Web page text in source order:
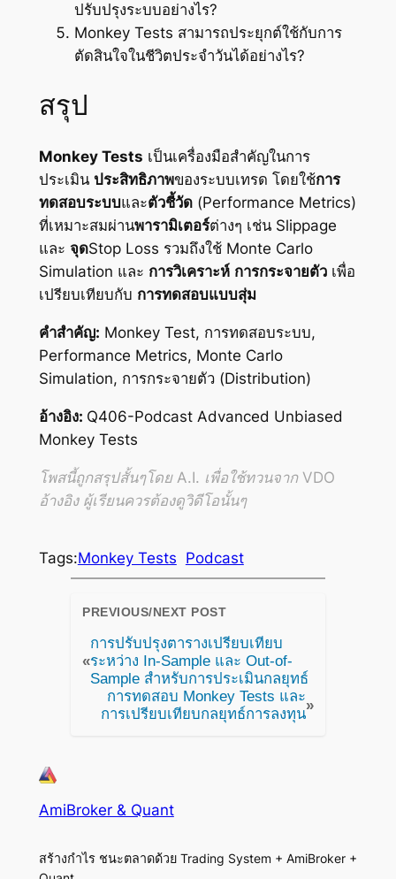
ปรับปรุงระบบอย่างไร?
Monkey Tests สามารถประยุกต์ใช้กับการ
ตัดสินใจในชีวิตประจำวันได้อย่างไร?
สรุป
Monkey Tests เป็นเครื่องมือสำคัญในการ
ประเมิน ประสิทธิภาพของระบบเทรด โดยใช้การ
ทดสอบระบบและตัวชี้วัด(Performance Metrics)
ที่เหมาะสมผ่านพารามิเตอร์ต่างๆ เช่น Slippage
และ จุดStop Loss รวมถึงใช้ Monte Carlo
Simulation และ การวิเคราะห์ การกระจายตัวเพื่อ
เปรียบเทียบกับ การทดสอบแบบสุ่ม
คำสำคัญ: Monkey Test, การทดสอบระบบ,
Performance Metrics, Monte Carlo
Simulation, การกระจายตัว (Distribution)
อ้างอิง: Q406-Podcast Advanced Unbiased
Monkey Tests
โพสนี้ถูกสรุปสั้นๆโดย A.I. เพื่อใช้ทวนจาก VDO
อ้างอิง ผู้เรียนควรต้องดูวิดีโอนั้นๆ
Tags:Monkey Tests Podcast
PREVIOUS/NEXT POST
«
การปรับปรุงตารางเปรียบเทียบ
ระหว่าง In-Sample และ Out-of-
Sample สำหรับการประเมินกลยุทธ์
การทดสอบ Monkey Tests และ
การเปรียบเทียบกลยุทธ์การลงทุน
»
AmiBroker & Quant
สร้างกำไร ชนะตลาดด้วย Trading System + AmiBroker +